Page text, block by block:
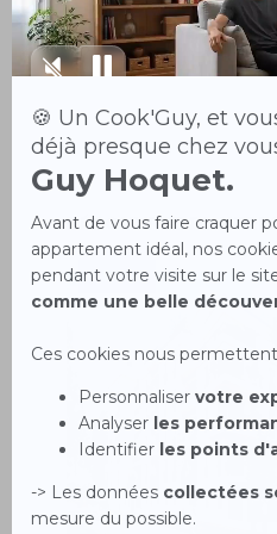
énumération et leur disponibilité
des logements présentés sont
moment tant pour des raisons
rentabilités, les dates de livraison, les
logements, les plans et les descriptifs
indicatif. Le non-respect des
des incitations fiscales.
NEUF